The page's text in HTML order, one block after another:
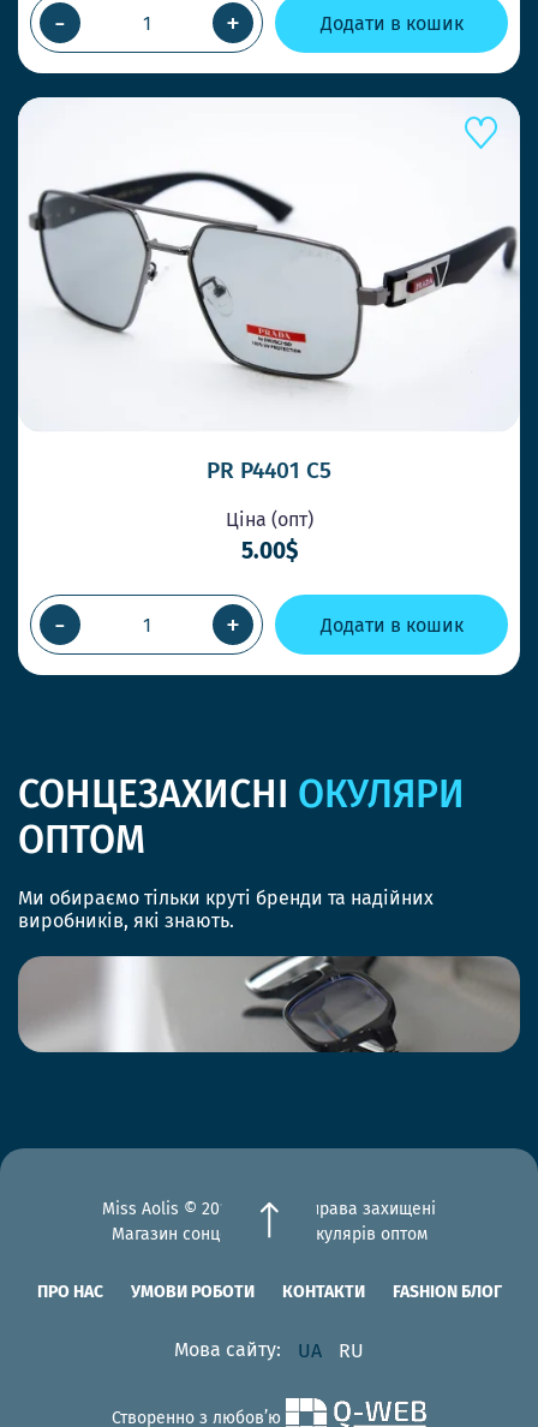
- + Додати в кошик
PR P4401 C5
Ціна (опт)
5.00$
- + Додати в кошик
СОНЦЕЗАХИСНІ ОКУЛЯРИ
ОПТОМ
Ми обираємо тільки круті бренди та надійних
виробників, які знають.
Miss Aolis © 2012-2026 Всі права захищені
Магазин сонцезахисних окулярів оптом
ПРО НАС УМОВИ РОБОТИ КОНТАКТИ FASHION БЛОГ
Мова сайту: UA RU
Створенно з любов’ю